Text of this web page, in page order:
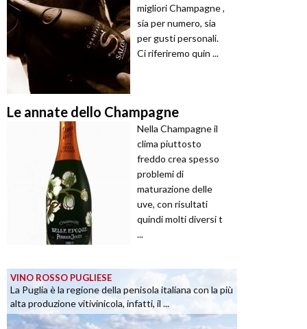
migliori Champagne ,
sia per numero, sia
per gusti personali.
Ci riferiremo quin ...
Le annate dello Champagne
Nella Champagne il
clima piuttosto
freddo crea spesso
problemi di
maturazione delle
uve, con risultati
quindi molti diversi t
...
VINO ROSSO PUGLIESE
La Puglia è la regione della penisola italiana con la più
alta produzione vitivinicola, infatti, il ...